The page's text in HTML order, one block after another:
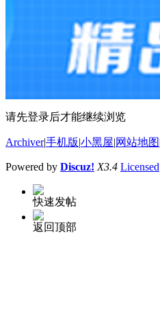
请先登录后才能继续浏览
Archiver|手机版 小黑屋 网站地图
Powered by Discuz! X3.4 Licensed
快速发帖
返回顶部